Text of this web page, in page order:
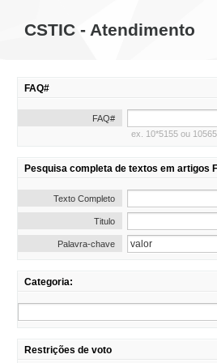
CSTIC - Atendimento
FAQ#
FAQ#
ex. 10*5155 ou
Pesquisa completa de textos em artigos
Texto Completo
Titulo
Palavra-chave
Categoria:
Restrições de voto